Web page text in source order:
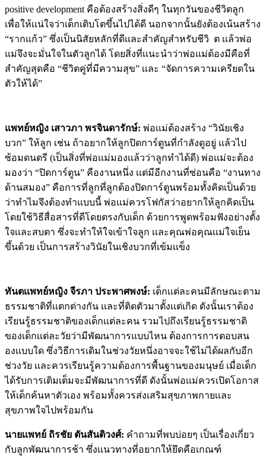
positive development คือต้องสร้างสิ่งดีๆ ในทุกวันของชีวิตลูก
เพื่อให้เเน่ใจว่าเด็กเติบโตขึ้นไปได้ดี นอกจากนั้นยังต้องเน้นสร้าง
“รากแก้ว” ซึ่งเป็นนิสัยหลักที่ดีเเละสำคัญสำหรับชีวิ ต เเล้วพ่อ
แม่จึงจะมั่นใจในตัวลูกได้ โดยสิ่งที่เเนะนำว่าพ่อเเม่ต้องมีคือที่
สำคัญสุดคือ “ชีวิตคู่ที่มีความสุข” เเละ “จัดการความเครียดใน
ตัวให้ได้”
แพทย์หญิง เสาวภา พรจินดารักษ์: พ่อเเม่ต้องสร้าง “วินัยเชิง
บวก” ให้ลูก เช่น ถ้าอยากให้ลูกปิดการ์ตูนที่กำลังดูอยู่ เเล้วไป
ซ้อมดนตรี (เป็นสิ่งที่พ่อเเม่มองเเล้วว่าลูกทำได้ดี) พ่อเเม่จะต้อง
มองว่า “ปิดการ์ตูน” คืองานหนึ่ง เเต่มีอีกงานที่ซ่อนคือ “งานทาง
ด้านสมอง” คือการที่ลูกที่ลูกต้องปิดการ์ตูนพร้อมทั้งคิดเป็นด้วย
ว่าทำไมจึงต้องทำแบบนี้ พ่อเเม่ควรโฟกัสว่าอยากให้ลูกคิดเป็น
โดยใช้วิธีสื่อสารที่ดีโดยตรงกับเด็ก ด้วยการพูดพร้อมฟังอย่างตั้ง
ใจเเละสบตา ซึ่งจะทำให้ใจเข้าใจลูก เเละคุณพ่อคุณเเม่ใจเย็น
ขึ้นด้วย เป็นการสร้างวินัยในเชิงบวกที่เข้มเเข็ง
ทันตเเพทย์หญิง จีรภา ประพาศพงษ์: เด็กเเต่ละคนมีลักษณะตาม
ธรรมชาติที่เเตกต่างกัน เเละที่ติดตัวมาตั้งเเต่เกิด ดังนั้นเราต้อง
เรียนรู้ธรรมชาติของเด็กเเต่ละคน รวมไปถึงเรียนรู้ธรรมชาติ
ของเด็กเเต่ละวัยว่ามีพัฒนาการเเบบไหน ต้องการการตอบสน
องเเบบใด ซึ่งวิธีการเดิมในช่วงวัยหนึ่งอาจจะใช้ไม่ได้ผลกับอีก
ช่วงวัย เเละควรเรียนรู้ความต้องการพื้นฐานของมนุษย์ เมื่อเด็ก
ได้รับการเติมเต็มจะมีพัฒนาการที่ดี ดังนั้นพ่อเเม่ควรเปิดโอกาส
ให้เด็กค้นหาตัวเอง พร้อมทั้งควรส่งเสริมสุขภาพกายเเละ
สุขภาพใจไปพร้อมกัน
นายเเพทย์ ถิรชัย ตันสันติวงศ์: คำถามที่พบบ่อยๆ เป็นเรื่องเกี่ยว
กับลูกพัฒนาการช้า ซึ่งเเนวทางที่อยากให้ยึดคือเกณฑ์